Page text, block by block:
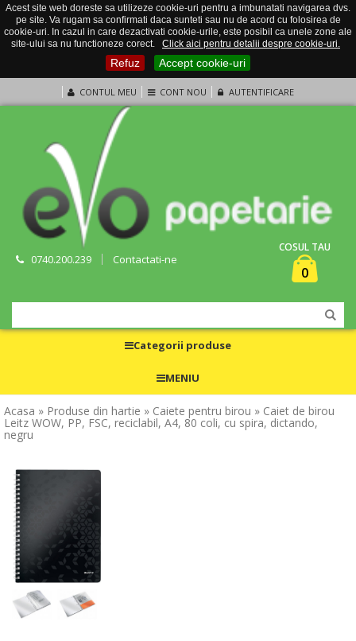
Acest site web doreste sa utilizeze cookie-uri pentru a imbunatati navigarea dvs.
pe site. Va rugam sa confirmati daca sunteti sau nu de acord cu folosirea de
cookie-uri. In cazul in care dezactivati cookie-urile, este posibil ca unele zone ale
site-ului sa nu functioneze corect.
Click aici pentru detalii despre cookie-uri.
Refuz Accept cookie-uri
CONTUL MEU CONT NOU AUTENTIFICARE
0740.200.239 Contactati-ne
COSUL TAU
0
Categorii produse
MENIU
Acasa » Produse din hartie » Caiete pentru birou » Caiet de birou
Leitz WOW, PP, FSC, reciclabil, A4, 80 coli, cu spira, dictando,
negru